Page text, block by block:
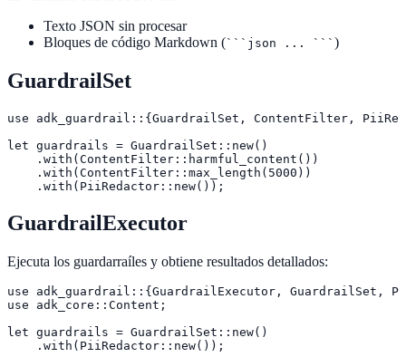
Texto JSON sin procesar
Bloques de código Markdown (```json ... ``` )
GuardrailSet
use adk_guardrail::{GuardrailSet, ContentFilter,
let guardrails = GuardrailSet::new()
    .with(ContentFilter::harmful_content())
    .with(ContentFilter::max_length(5000))
    .with(PiiRedactor::new());
GuardrailExecutor
Ejecuta los guardarraíles y obtiene resultados detallados:
use adk_guardrail::{GuardrailExecutor, GuardrailSet,
use adk_core::Content;
let guardrails = GuardrailSet::new()
    .with(PiiRedactor::new());